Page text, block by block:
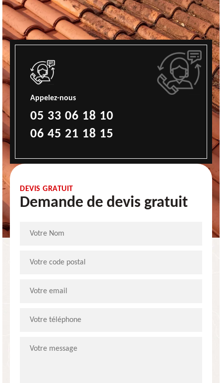
Appelez-nous
05 33 06 18 10
06 45 21 18 15
DEVIS GRATUIT
Demande de devis gratuit